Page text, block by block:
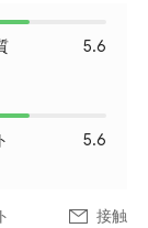
5.6
5.6
接触